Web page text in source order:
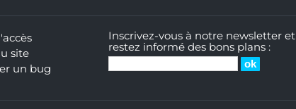
site
un bug
Inscrivez-vous à notre newsletter et
restez informé des bons plans :